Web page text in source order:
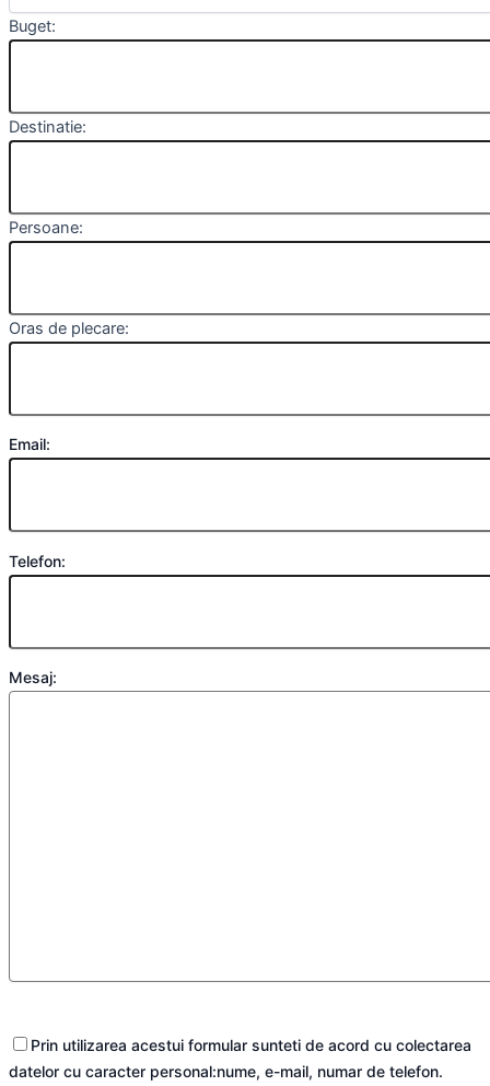
Buget:
Destinatie:
Persoane:
Oras de plecare:
Email:
Telefon:
Mesaj:
Prin utilizarea acestui formular sunteti de acord cu colectarea
datelor cu caracter personal:nume, e-mail, numar de telefon.